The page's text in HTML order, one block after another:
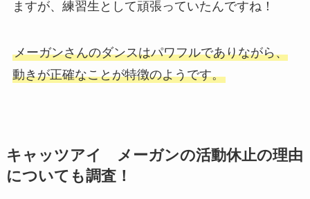
ますが、練習生として頑張っていたんですね！
メーガンさんのダンスはパワフルでありながら、
動きが正確なことが特徴のようです。
キャッツアイ メーガンの活動休止の理由
についても調査！